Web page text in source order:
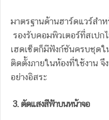
มาตรฐานด้านฮาร์ดแวร์สำ
รองรับคอมพิวเตอร์ที่สเป
เฮดเซ็ตก็มีฟังก์ชันครบชุดใ
ติดตั้งภายในห้องที่ใช้งาน จึ
อย่างอิสระ
3. ตัดแสงสีฟ้าบนหน้าจอ